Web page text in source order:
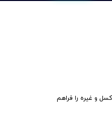
و غیره را فراهم